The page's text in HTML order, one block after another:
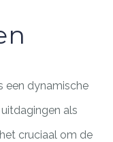
een dynamische
als
cruciaal om de